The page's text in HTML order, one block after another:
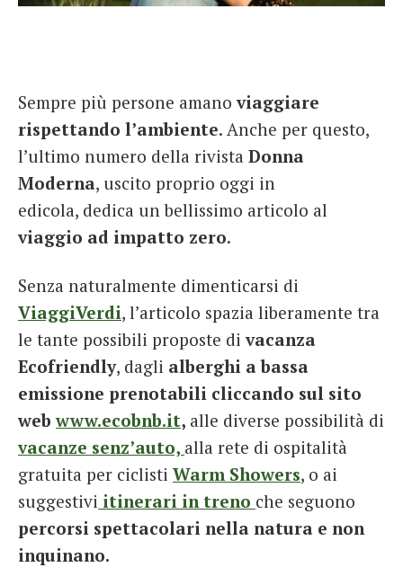
Sempre più persone amanoviaggiare
rispettando l’ambiente. Anche per questo,
l’ultimo numero della rivista Donna
Moderna, uscito proprio oggi in
edicola, dedica un bellissimo articolo al
viaggio ad impatto zero.
Senza naturalmente dimenticarsi di
ViaggiVerdi, l’articolo spazia liberamente tra
le tante possibili proposte divacanza
Ecofriendly, dagli alberghi a bassa
emissione prenotabili cliccando sul sito
web www.ecobnb.it, alle diverse possibilità di
vacanze senz’auto, alla rete di ospitalità
gratuita per ciclisti Warm Showers, o ai
suggestivi itinerari in treno che seguono
percorsi spettacolari nella natura e non
inquinano.